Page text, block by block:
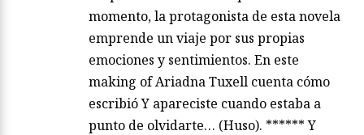
momento, la protagonista de esta novela
emprende un viaje por sus propias
emociones y sentimientos. En este
making of Ariadna Tuxell cuenta cómo
escribió Y apareciste cuando estaba a
punto de olvidarte… (Huso). ****** Y